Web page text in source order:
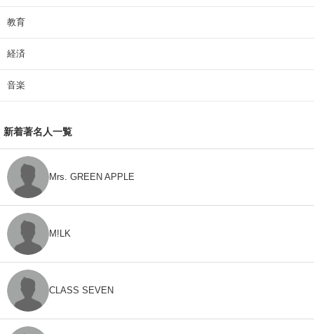
教育
経済
音楽
新着著名人一覧
Mrs. GREEN APPLE
M!LK
CLASS SEVEN